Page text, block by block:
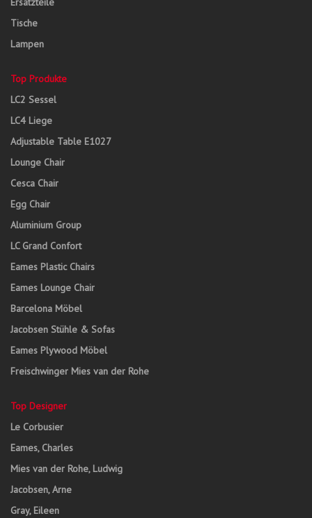
Tische
Lampen
Top Produkte
LC2 Sessel
LC4 Liege
Adjustable Table E1027
Lounge Chair
Cesca Chair
Egg Chair
Aluminium Group
LC Grand Confort
Eames Plastic Chairs
Eames Lounge Chair
Barcelona Möbel
Jacobsen Stühle & Sofas
Eames Plywood Möbel
Freischwinger Mies van der Rohe
Top Designer
Le Corbusier
Eames, Charles
Mies van der Rohe, Ludwig
Jacobsen, Arne
Gray, Eileen